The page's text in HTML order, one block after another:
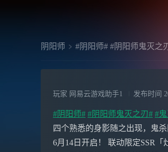
阴阳师 #阴阳师# #阴阳师鬼灭之
玩家 网易云游戏助手1 发布时间
#阴阳师# #阴阳师鬼灭之刃# #
四个熟悉的身影随之出现，鬼
6月14日开启！ 联动限定SSR